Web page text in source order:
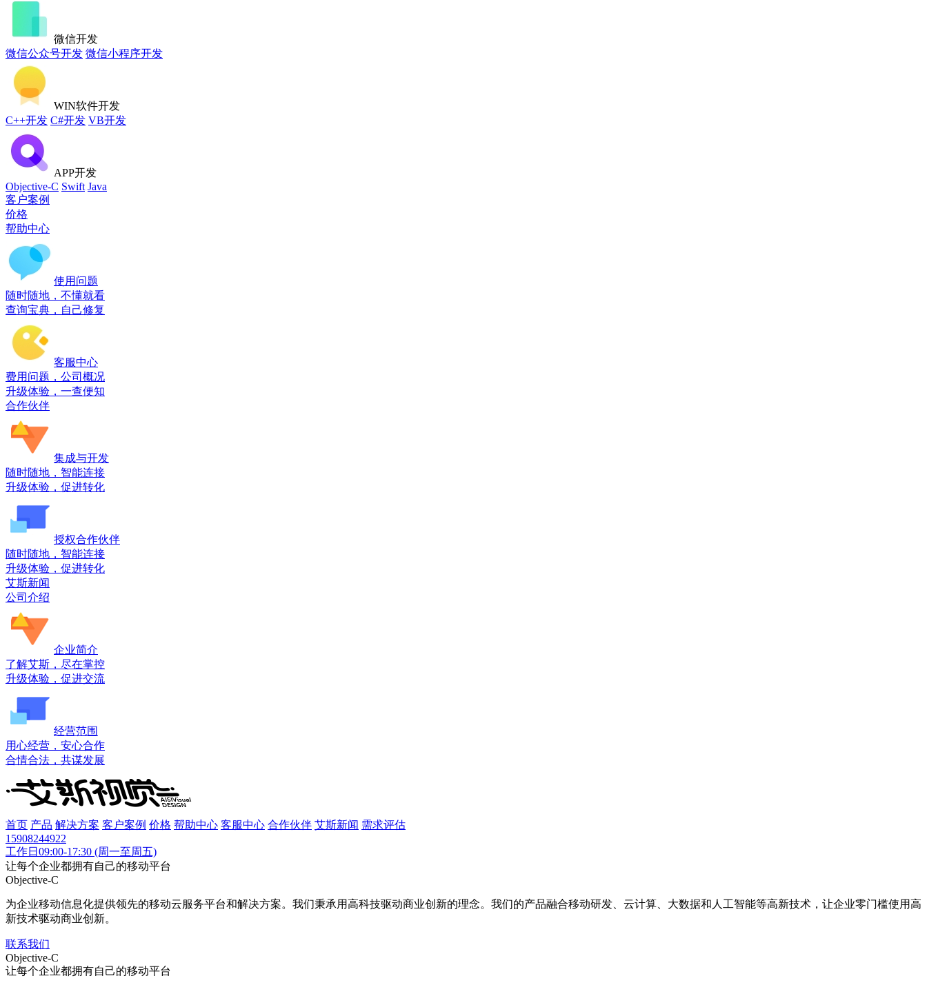
微信开发
微信公众号开发 微信小程序开发
WIN软件开发
C++开发 C#开发 VB开发
APP开发
Objective-C Swift Java
客户案例
价格
帮助中心
使用问题
随时随地，不懂就看
查询宝典，自己修复
客服中心
费用问题，公司概况
升级体验，一查便知
合作伙伴
集成与开发
随时随地，智能连接
升级体验，促进转化
授权合作伙伴
随时随地，智能连接
升级体验，促进转化
艾斯新闻
公司介绍
企业简介
了解艾斯，尽在掌控
升级体验，促进交流
经营范围
用心经营，安心合作
合情合法，共谋发展
首页 产品 解决方案 客户案例 价格 帮助中心 客服中心 合作伙伴 艾斯新闻 需求评估
15908244922
工作日09:00-17:30 (周一至周五)
让每个企业都拥有自己的移动平台
Objective-C
为企业移动信息化提供领先的移动云服务平台和解决方案。我们秉承用高科技驱动商业创新的理念。我们的产品融合移动研发、云计算、大数据和人工智能等高新技术，让企业零门槛使用高
新技术驱动商业创新。
联系我们
Objective-C
让每个企业都拥有自己的移动平台